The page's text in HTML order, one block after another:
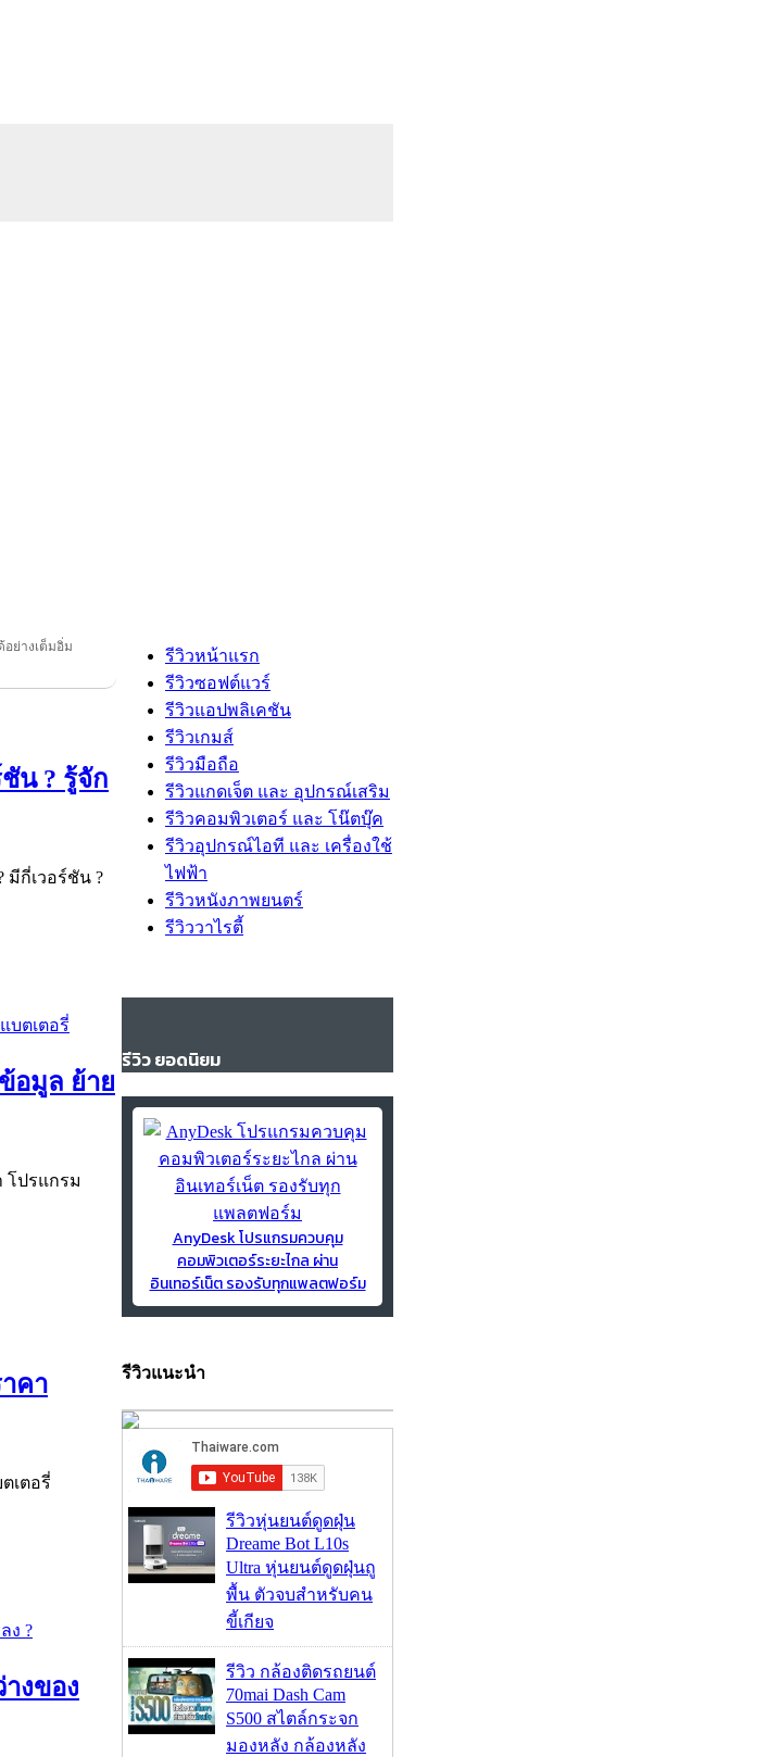
อย่างเต็มอิ่ม
น ? รู้จัก
มีกี่เวอร์ชัน ?
อมูล ย้าย
โปรแกรม
คา
เตอรี่
งของ
รีวิวหน้าแรก
รีวิวซอฟต์แวร์
รีวิวแอปพลิเคชัน
รีวิวเกมส์
รีวิวมือถือ
รีวิวแกดเจ็ต และ อุปกรณ์เสริม
รีวิวคอมพิวเตอร์ และ โน๊ตบุ๊ค
รีวิวอุปกรณ์ไอที และ เครื่องใช้
ไฟฟ้า
รีวิวหนังภาพยนตร์
รีวิววาไรตี้
รีวิว ยอดนิยม
AnyDesk โปรแกรมควบคุม
คอมพิวเตอร์ระยะไกล ผ่าน
อินเทอร์เน็ต รองรับทุกแพลตฟอร์ม
รีวิวแนะนำ
รีวิวหุ่นยนต์ดูดฝุ่น
Dreame Bot L10s
Ultra หุ่นยนต์ดูดฝุ่นถู
พื้น ตัวจบสำหรับคน
ขี้เกียจ
รีวิว กล้องติดรถยนต์
70mai Dash Cam
S500 สไตล์กระจก
มองหลัง กล้องหลัง